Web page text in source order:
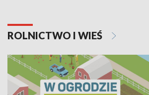
ROLNICTWO I WIEŚ